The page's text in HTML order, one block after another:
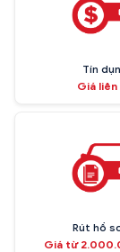
Tín
Giá liên
Rút hồ
Giá từ